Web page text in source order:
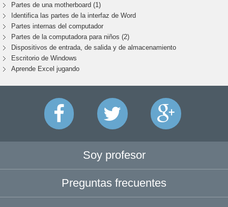
Partes de una motherboard (1)
Identifica las partes de la interfaz de Word
Partes internas del computador
Partes de la computadora para niños (2)
Dispositivos de entrada, de salida y de almacenamiento
Escritorio de Windows
Aprende Excel jugando
Soy profesor
Preguntas frecuentes